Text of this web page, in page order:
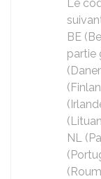
Le
BE
partie
NL